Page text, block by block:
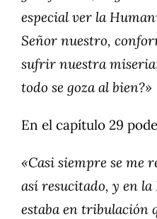
especial ver la
Señor nuestro,
sufrir nuestra
todo se goza al bien?»
En el capítulo 29
«Casi siempre se me
así resucitado, y en
estaba en tribulación